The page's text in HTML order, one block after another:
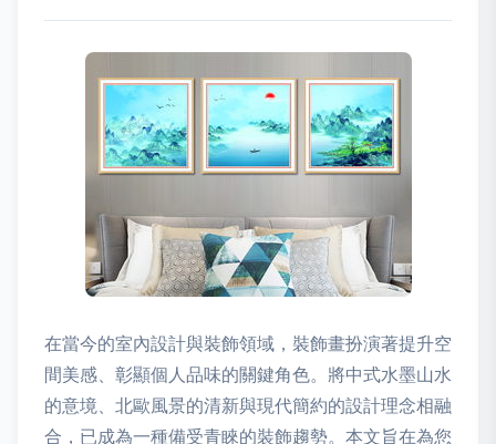
在當今的室內設計與裝飾領域，裝飾畫扮演著提升空
間美感、彰顯個人品味的關鍵角色。將中式水墨山水
的意境、北歐風景的清新與現代簡約的設計理念相融
合，已成為一種備受青睞的裝飾趨勢。本文旨在為您